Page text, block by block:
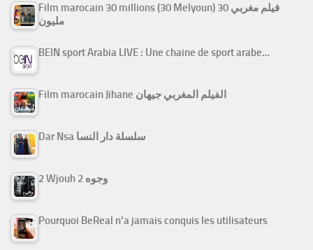
Film marocain 30 millions (30 Melyoun) فيلم مغربي 30
مليون
BEIN sport Arabia LIVE : Une chaine de sport arabe…
Film marocain Jihane الفيلم المغربي جيهان
Dar Nsa سلسلة دار النسا
2 Wjouh 2 وجوه
Pourquoi BeReal n’a jamais conquis les utilisateurs